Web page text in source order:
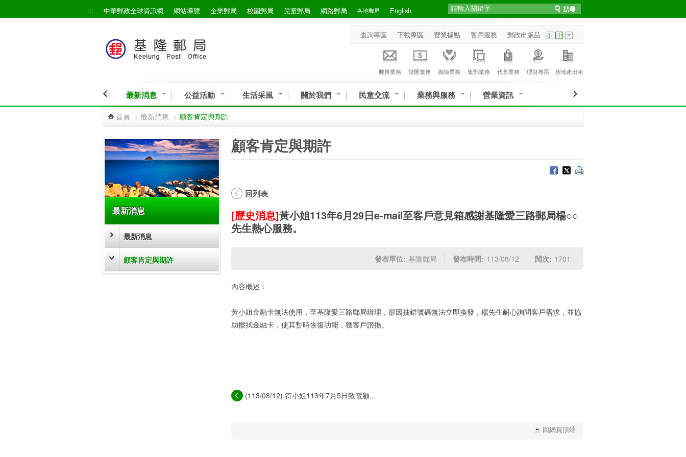
::: 中華郵政全球資訊網 網站導覽 企業郵局 校園郵局 兒童郵局 網路郵局 各地郵局 English
查詢專區 下載專區 營業據點 客戶服務 郵政出版品
郵務業務 儲匯業務 壽險業務 集郵業務 代售業務 理財專區 房地產出租
最新消息 公益活動 生活采風 關於我們 民意交流 業務與服務 營業資訊
首頁 > 最新消息 > 顧客肯定與期許
最新消息
最新消息
顧客肯定與期許
顧客肯定與期許
回列表
[歷史消息]黃小姐113年6月29日e-mail至客戶意見箱感謝基隆愛三路郵局楊○○
先生熱心服務。
發布單位: 基隆郵局 發布時間: 113/08/12 閱次: 1701
內容概述：
黃小姐金融卡無法使用，至基隆愛三路郵局辦理，卻因抽錯號碼無法立即換發，楊先生耐心詢問客戶需求，並協
助擦拭金融卡，使其暫時恢復功能，獲客戶讚揚。
(113/08/12) 符小姐113年7月5日致電顧...
回網頁頂端